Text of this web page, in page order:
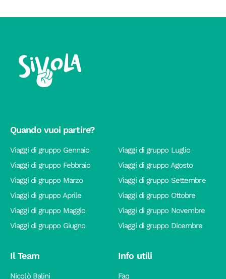
Quando vuoi partire?
Viaggi di gruppo Gennaio
Viaggi di gruppo Febbraio
Viaggi di gruppo Marzo
Viaggi di gruppo Aprile
Viaggi di gruppo Maggio
Viaggi di gruppo Giugno
Viaggi di gruppo Luglio
Viaggi di gruppo Agosto
Viaggi di gruppo Settembre
Viaggi di gruppo Ottobre
Viaggi di gruppo Novembre
Viaggi di gruppo Dicembre
Il Team
Nicolò Balini
Info utili
Faq